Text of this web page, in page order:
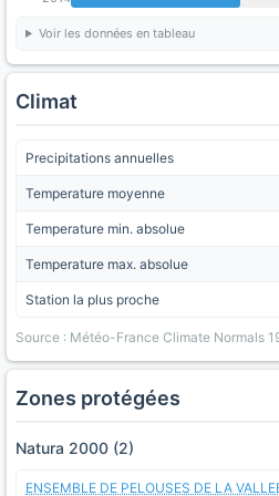
Voir les données en tableau
Climat
Precipitations annuelles
Temperature moyenne
Temperature min. absolue
Temperature max. absolue
Station la plus proche
Source : Météo-France Climate Normals
Zones protégées
Natura 2000 (2)
ENSEMBLE DE PELOUSES DE LA